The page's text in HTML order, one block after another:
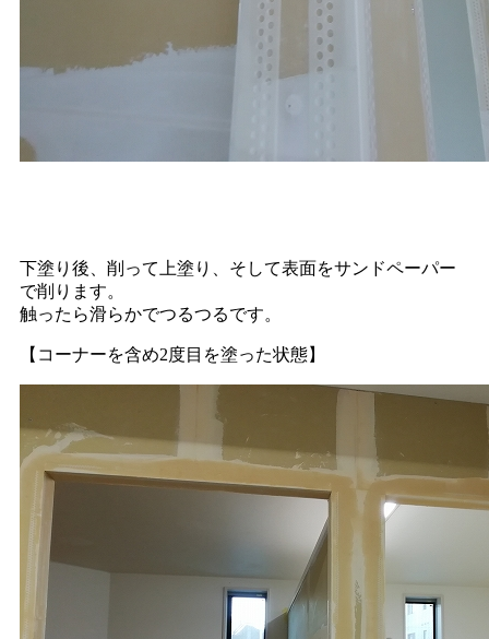
下塗り後、削って上塗り、そして表面をサンドペーパー
で削ります。
触ったら滑らかでつるつるです。
【コーナーを含め2度目を塗った状態】